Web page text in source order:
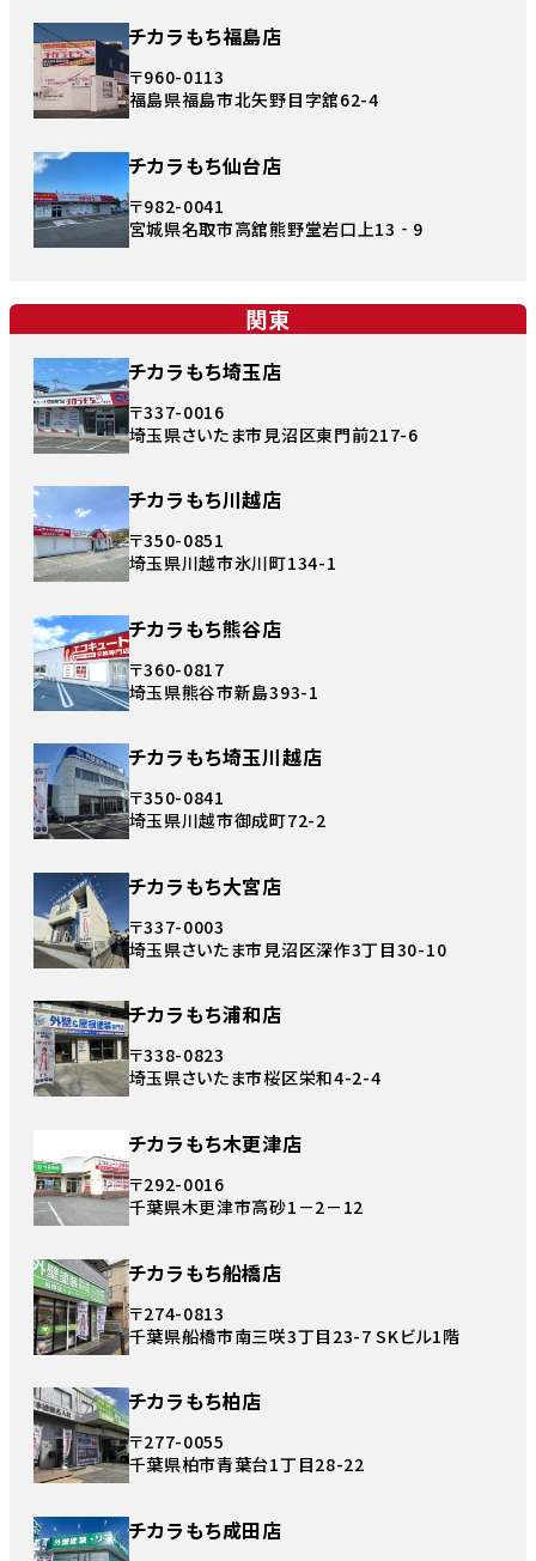
チカラもち福島店
〒960-0113
福島県福島市北矢野目字舘62-4
チカラもち仙台店
〒982-0041
宮城県名取市高舘熊野堂岩口上13‐9
関東
チカラもち埼玉店
〒337-0016
埼玉県さいたま市見沼区東門前217-6
チカラもち川越店
〒350-0851
埼玉県川越市氷川町134-1
チカラもち熊谷店
〒360-0817
埼玉県熊谷市新島393-1
チカラもち埼玉川越店
〒350-0841
埼玉県川越市御成町72-2
チカラもち大宮店
〒337-0003
埼玉県さいたま市見沼区深作3丁目30-10
チカラもち浦和店
〒338-0823
埼玉県さいたま市桜区栄和4-2-4
チカラもち木更津店
〒292-0016
千葉県木更津市高砂1－2－12
チカラもち船橋店
〒274-0813
千葉県船橋市南三咲3丁目23-7 SKビル1階
チカラもち柏店
〒277-0055
千葉県柏市青葉台1丁目28-22
チカラもち成田店